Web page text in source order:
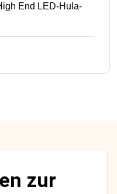
End LED-Hula-
zur